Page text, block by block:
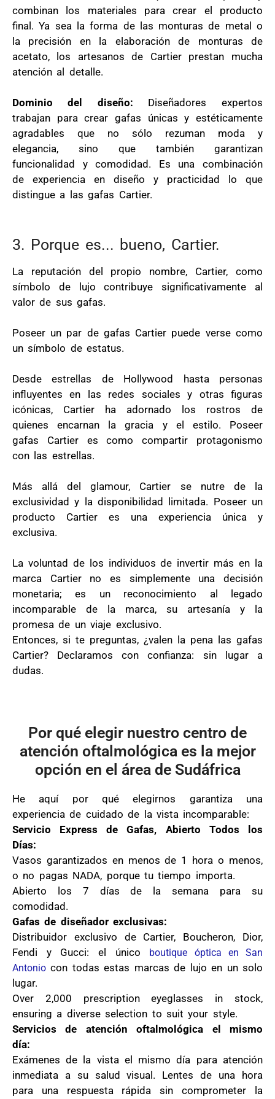
combinan los materiales para crear el producto
final. Ya sea la forma de las monturas de metal o
la precisión en la elaboración de monturas de
acetato, los artesanos de Cartier prestan mucha
atención al detalle.
Dominio del diseño: Diseñadores expertos
trabajan para crear gafas únicas y estéticamente
agradables que no sólo rezuman moda y
elegancia, sino que también garantizan
funcionalidad y comodidad. Es una combinación
de experiencia en diseño y practicidad lo que
distingue a las gafas Cartier.
3. Porque es... bueno, Cartier.
La reputación del propio nombre, Cartier, como
símbolo de lujo contribuye significativamente al
valor de sus gafas.
Poseer un par de gafas Cartier puede verse como
un símbolo de estatus.
Desde estrellas de Hollywood hasta personas
influyentes en las redes sociales y otras figuras
icónicas, Cartier ha adornado los rostros de
quienes encarnan la gracia y el estilo. Poseer
gafas Cartier es como compartir protagonismo
con las estrellas.
Más allá del glamour, Cartier se nutre de la
exclusividad y la disponibilidad limitada. Poseer un
producto Cartier es una experiencia única y
exclusiva.
La voluntad de los individuos de invertir más en la
marca Cartier no es simplemente una decisión
monetaria; es un reconocimiento al legado
incomparable de la marca, su artesanía y la
promesa de un viaje exclusivo.
Entonces, si te preguntas, ¿valen la pena las gafas
Cartier? Declaramos con confianza: sin lugar a
dudas.
Por qué elegir nuestro centro de
atención oftalmológica es la mejor
opción en el área de Sudáfrica
He aquí por qué elegirnos garantiza una
experiencia de cuidado de la vista incomparable:
Servicio Express de Gafas, Abierto Todos los
Días:
Vasos garantizados en menos de 1 hora o menos,
o no pagas NADA, porque tu tiempo importa.
Abierto los 7 días de la semana para su
comodidad.
Gafas de diseñador exclusivas:
Distribuidor exclusivo de Cartier, Boucheron, Dior,
Fendi y Gucci: el único
boutique óptica en San
Antonio con todas estas marcas de lujo en un solo
lugar.
Over 2,000 prescription eyeglasses in stock,
ensuring a diverse selection to suit your style.
Servicios de atención oftalmológica el mismo
día:
Exámenes de la vista el mismo día para atención
inmediata a su salud visual. Lentes de una hora
para una respuesta rápida sin comprometer la